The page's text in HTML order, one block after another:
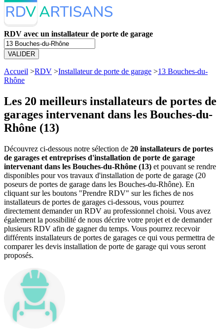
RDV avec un installateur de porte de garage
VALIDER
Accueil >RDV >Installateur de porte de garage >13 Bouches-du-
Rhône
Les 20 meilleurs installateurs de portes de
garages intervenant dans les Bouches-du-
Rhône (13)
Découvrez ci-dessous notre sélection de 20 installateurs de portes
de garages et entreprises d'installation de porte de garage
intervenant dans les Bouches-du-Rhône (13) et pouvant se rendre
disponibles pour vos travaux d'installation de porte de garage (20
poseurs de portes de garage dans les Bouches-du-Rhône). En
cliquant sur les boutons "Prendre RDV" sur les fiches de nos
installateurs de portes de garages ci-dessous, vous pourrez
directement demander un RDV au professionnel choisi. Vous avez
également la possibilité de nous décrire votre projet et de demander
plusieurs RDV afin de gagner du temps. Vous pourrez recevoir
différents installateurs de portes de garages ce qui vous permettra de
comparer les devis installation de porte de garage qui vous seront
proposés.